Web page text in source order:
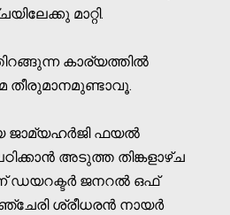
മാറ്റി.
കാര്യത്തിൽ
തീരുമാനമുണ്ടാവൂ.
ജാമ്യഹർജി ഫയൽ
അടുത്ത തിങ്കളാഴ്ച
ഡയറക്ടർ ജനറൽ ഒഫ്
ശ്രീധരൻ നായർ